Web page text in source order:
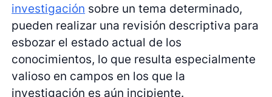
investigación sobre un tema determinado,
pueden realizar una revisión descriptiva para
esbozar el estado actual de los
conocimientos, lo que resulta especialmente
valioso en campos en los que la
investigación es aún incipiente.